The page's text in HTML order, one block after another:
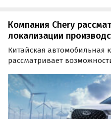
Компания Chery
локализации
Китайская автомобильная
рассматривает
значатся как создание
партнерство с другой